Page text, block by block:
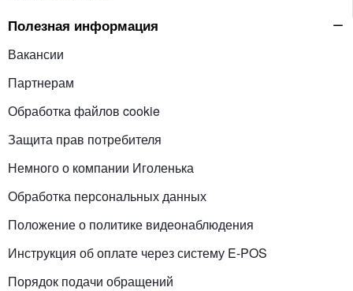
Полезная информация
Вакансии
Партнерам
Обработка файлов cookie
Защита прав потребителя
Немного о компании Иголенька
Обработка персональных данных
Положение о политике видеонаблюдения
Инструкция об оплате через систему E-POS
Порядок подачи обращений